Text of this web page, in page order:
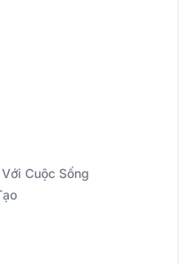
Cuộc Sống